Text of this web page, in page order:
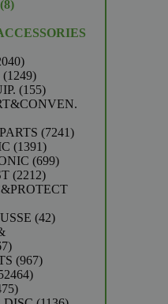
88
22040
producten
12491249
producten
155155
producten
72417241
13911391
producten
699699
22122212
producten
4242
967
producten
967967
52464
475